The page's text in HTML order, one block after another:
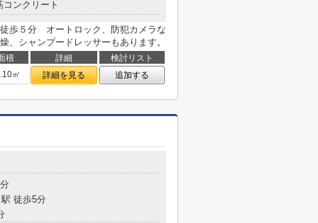
コンクリート
歩５分 オートロック、防犯カメラな
、シャンプードレッサーもあります。
積 詳細
検討リスト
㎡
詳細を見る 追加する
徒歩5分